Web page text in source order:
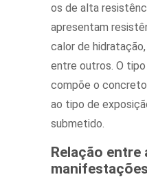
os de alta
apresentam
calor de
entre outros. O
compõe o
ao tipo de
submetido.
Relação entre